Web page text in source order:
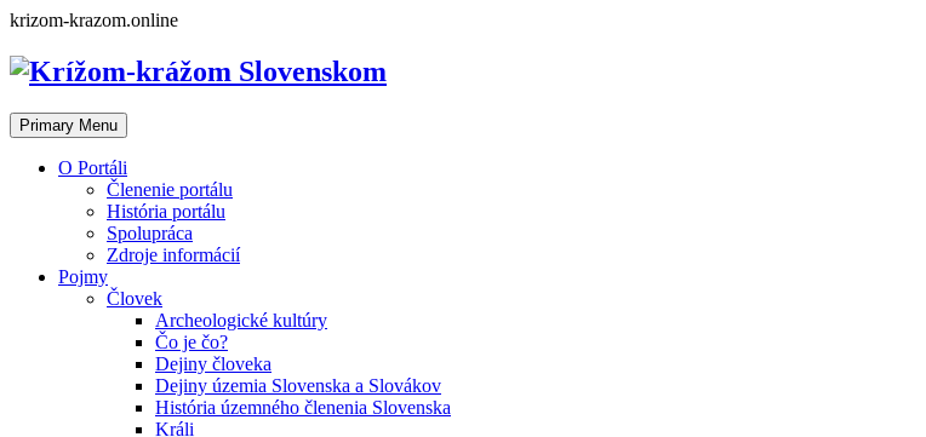
Skip
content
krizom-krazom.online
Primary Menu
O Portáli
Členenie portálu
História portálu
Spolupráca
Zdroje informácií
Pojmy
Človek
Archeologické kultúry
Čo je čo?
Dejiny človeka
Dejiny územia Slovenska a Slovákov
História územného členenia Slovenska
Králi